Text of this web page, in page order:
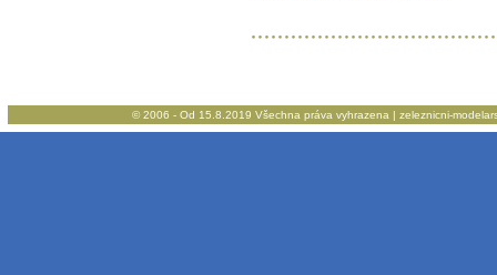
© 2006 - Od 15.8.2019 Všechna práva vyhrazena | zeleznicni-